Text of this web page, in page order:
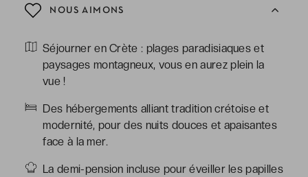
NOUS AIMONS
Séjourner en Crète : plages paradisiaques et
paysages montagneux, vous en aurez plein la
vue !
Des hébergements alliant tradition crétoise et
modernité, pour des nuits douces et apaisantes
face à la mer.
La demi-pension incluse pour éveiller les papilles